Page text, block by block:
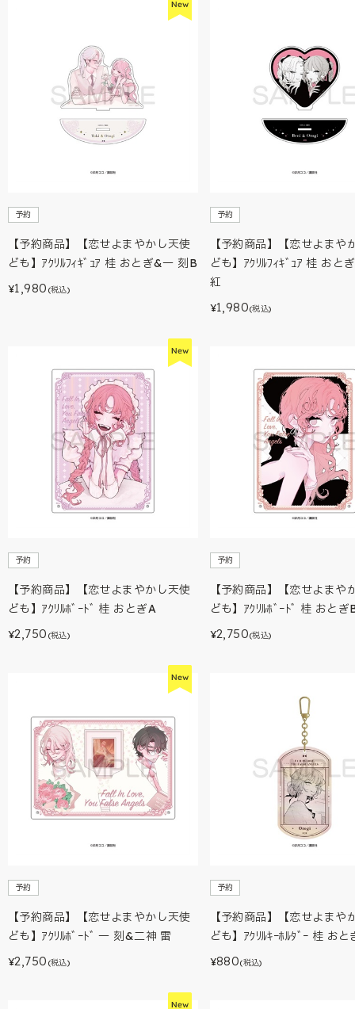
予約
【予約商品】【恋せよまやかし天使
ども】ｱｸﾘﾙﾌｨｷﾞｭｱ 桂 おとぎ&一 刻B
¥1,980 (税込)
予約
【予約商品】【恋せよまや
ども】ｱｸﾘﾙﾌｨｷﾞｭｱ 桂 おと
紅
¥1,980(税込)
予約
【予約商品】【恋せよまやかし天使
ども】ｱｸﾘﾙﾎﾞｰﾄﾞ 桂 おとぎA
¥2,750 (税込)
予約
【予約商品】【恋せよまや
ども】ｱｸﾘﾙﾎﾞｰﾄﾞ 桂 おとぎ
¥2,750(税込)
予約
【予約商品】【恋せよまやかし天使
ども】ｱｸﾘﾙﾎﾞｰﾄﾞ 一 刻&二神 雷
¥2,750 (税込)
予約
【予約商品】【恋せよまや
ども】ｱｸﾘﾙｷｰﾎﾙﾀﾞｰ 桂 おと
¥880(税込)